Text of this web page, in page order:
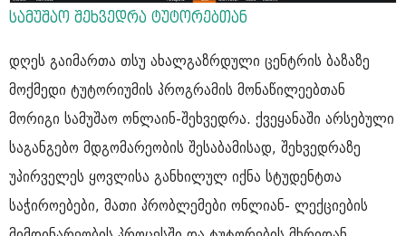
სამუშაო შეხვედრა ტუტორებთან
დღეს გაიმართა თსუ ახალგაზრდული ცენტრის ბაზაზე
მოქმედი ტუტორიუმის პროგრამის მონაწილეებთან
მორიგი სამუშაო ონლაინ-შეხვედრა. ქვეყანაში არსებული
საგანგებო მდგომარეობის შესაბამისად, შეხვედრაზე
უპირველეს ყოვლისა განხილულ იქნა სტუდენტთა
საჭიროებები, მათი პრობლემები ონლიან- ლექციების